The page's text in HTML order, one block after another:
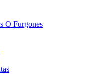
O Furgones